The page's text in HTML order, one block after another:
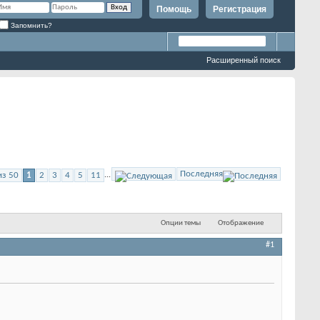
Регистрация
Помощь
Запомнить?
Расширенный поиск
50 1 2 3 4 5 11 ... Последняя
Опции темы Отображение
#1